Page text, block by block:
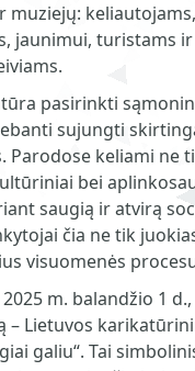
muziejų:
jaunimui, turistams ir
pasirinkti
sujungti
Parodose keliami ne
bei
saugią ir atvirą
čia ne tik
visuomenės
m. balandžio 1
– Lietuvos
galiu“. Tai